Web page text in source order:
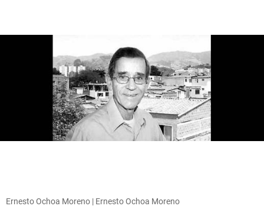
Ernesto Ochoa Moreno | Ernesto Ochoa Moreno